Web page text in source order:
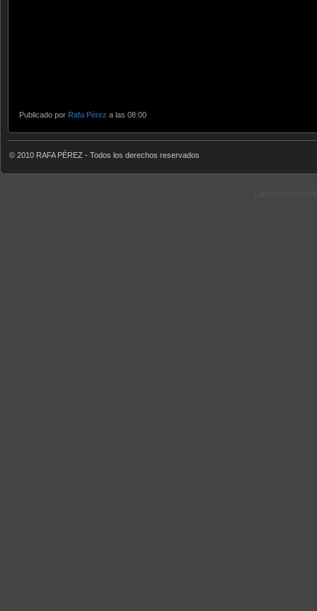
Publicado por Rafa Pérez a las 08:00
© 2010 RAFA PÉREZ - Todos los derechos reservados